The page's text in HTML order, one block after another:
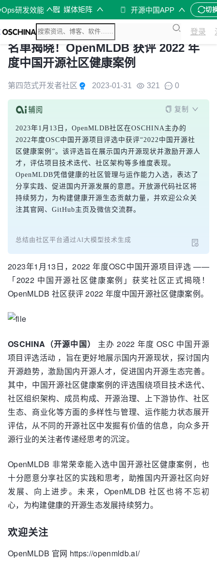
研发效能 媒体矩阵 开源中国APP 切
登录
名单揭晓！OpenMLDB 获评 2022 年
度中国开源社区健康案例
第四范式开发者社区 2023-01-31 321 0
复制
2023年1月13日，OpenMLDB社区在OSCHINA主办的
2022年度OSC中国开源项目评选中获评“2022中国开源社
区健康案例”。该评选旨在展示国内开源现状并激励开源人
才，评估项目技术迭代、社区架构等多维度表现。
OpenMLDB凭借健康的社区管理与运作能力入选，表达了
分享实践、促进国内开源发展的意愿。开放源代码社区将
持续努力，为构建健康开源生态贡献力量，并欢迎公众关
注其官网、GitHub主页及微信交流群。
总结由社区平台通过AI大模型技术生成
2023年1月13日，2022 年度OSC中国开源项目评选 ——
「2022 中国开源社区健康案例」获奖社区正式揭晓！
OpenMLDB 社区获评 2022 年度中国开源社区健康案例。
OSCHINA（开源中国）
主办 2022 年度 OSC 中国开源
项目评选活动 ，旨在更好地展示国内开源现状，探讨国内
开源趋势，激励国内开源人才，促进国内开源生态完善。
其中，中国开源社区健康案例的评选围绕项目技术迭代、
社区组织架构、成员构成、开源治理、上下游协作、社区
生态、商业化等方面的多样性与管理、运作能力状态展开
评估，从不同的开源社区中发掘有价值的信息，向众多开
源行业的关注者传递经思考的沉淀。
OpenMLDB 非常荣幸能入选中国开源社区健康案例，也
十分愿意分享社区的实践和思考，助推国内开源社区向好
发展、向上进步。未来，OpenMLDB 社区也将不忘初
心，为构建健康的开源生态发展持续努力。
欢迎关注
OpenMLDB 官网 https://openmldb.ai/